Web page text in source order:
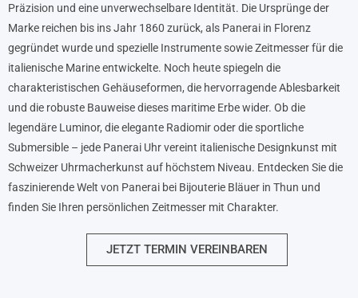
Präzision und eine unverwechselbare Identität. Die Ursprünge der
Marke reichen bis ins Jahr 1860 zurück, als Panerai in Florenz
gegründet wurde und spezielle Instrumente sowie Zeitmesser für die
italienische Marine entwickelte. Noch heute spiegeln die
charakteristischen Gehäuseformen, die hervorragende Ablesbarkeit
und die robuste Bauweise dieses maritime Erbe wider. Ob die
legendäre Luminor, die elegante Radiomir oder die sportliche
Submersible – jede Panerai Uhr vereint italienische Designkunst mit
Schweizer Uhrmacherkunst auf höchstem Niveau. Entdecken Sie die
faszinierende Welt von Panerai bei Bijouterie Bläuer in Thun und
finden Sie Ihren persönlichen Zeitmesser mit Charakter.
JETZT TERMIN VEREINBAREN